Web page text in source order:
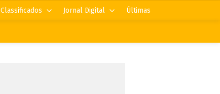
Classificados Jornal Digital Últimas